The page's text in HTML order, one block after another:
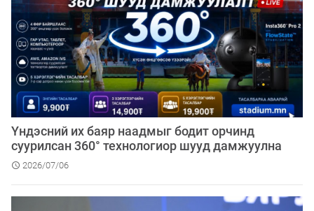
Үндэсний их баяр наадмыг бодит орчинд
суурилсан 360° технологиор шууд дамжуулна
2026/07/06